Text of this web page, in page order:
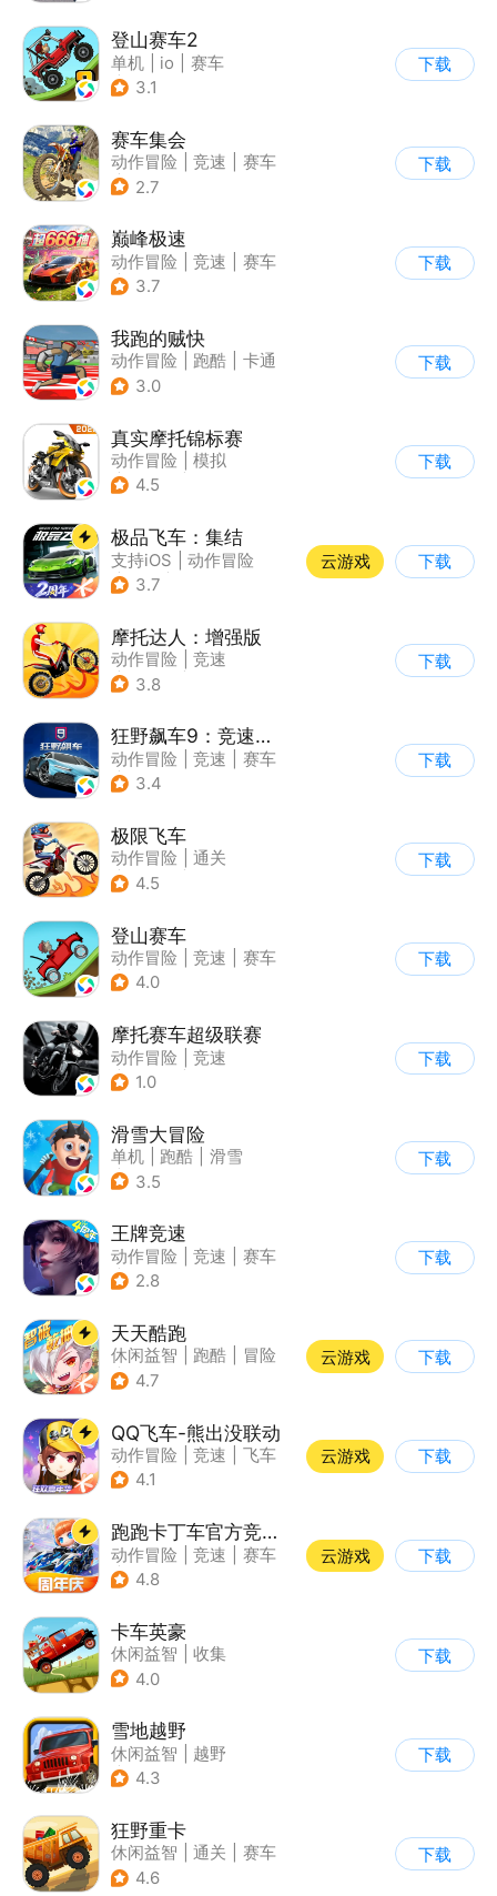
登山赛车2
单机 io
赛车
| 欧美风
3.1
下载
赛车集会
动作冒险 竞速
赛车
| 写实
2.7
下载
巅峰极速
动作冒险 竞速
赛车
| 漂移
3.7
下载
我跑的贼快
动作冒险 跑酷
卡通
3.0
下载
真实摩托锦标赛
动作冒险
模拟
| 摩托车
4.5
下载
极品飞车：集结
支持iOS
动作冒险
| 竞速
3.7
云游戏 下载
摩托达人：增强版
动作冒险
竞速
| 摩托车
3.8
下载
狂野飙车9：竞速传奇
动作冒险 竞速
赛车
| 狂野飙车
3.4
下载
极限飞车
动作冒险
通关
| 摩托车
4.5
下载
登山赛车
动作冒险 竞速
赛车
| 卡通
4.0
下载
摩托赛车超级联赛
动作冒险
竞速
| 摩托车
1.0
下载
滑雪大冒险
单机 跑酷
滑雪
| 游道易
3.5
下载
王牌竞速
动作冒险 竞速
赛车
| 漂移
2.8
下载
天天酷跑
休闲益智 跑酷
冒险
| 萌系
4.7
云游戏 下载
QQ飞车-熊出没联动
动作冒险 竞速
飞车
| 漂移
4.1
云游戏 下载
跑跑卡丁车官方竞速版
动作冒险 竞速
赛车
| 跑跑卡丁车
4.8
云游戏 下载
卡车英豪
休闲益智
收集
4.0
下载
雪地越野
休闲益智
越野
| 横版过关
4.3
下载
狂野重卡
休闲益智 通关
赛车
4.6
下载